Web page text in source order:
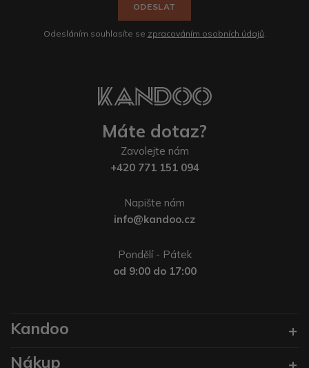
ODESLAT
Odesláním souhlasíte se zpracováním osobních údajů
Máte dotaz?
Zavolejte nám
+420 771 151 094
Napište nám
info@kandoo.cz
Pondělí - Pátek
od 9:00 do 17:00
Kandoo
Nákup